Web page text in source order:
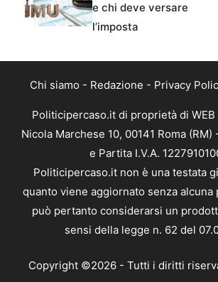
e chi deve versare
l’imposta
Chi siamo - Redazione - Privacy
Politicipercaso.it di proprietà di WEB
Nicola Marchese 10, 00141 Roma
e Partita I.V.A.
Politicipercaso.it non è una testata
quanto viene aggiornato senza alcuna
può pertanto considerarsi un
sensi della legge n. 62 del
Copyright ©2026 - Tutti i diritti